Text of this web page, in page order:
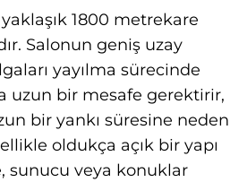
1800 metrekare
Salonun geniş uzay
yayılma sürecinde
uzun bir mesafe gerektirir,
bir yankı süresine neden
oldukça açık bir yapı
sunucu veya konuklar